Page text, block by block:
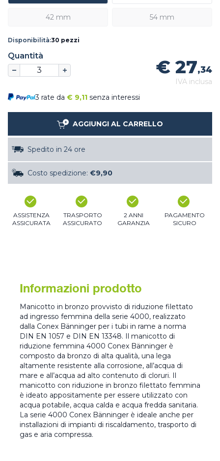
42 mm 54 mm
Disponibilità:30 pezzi
Quantità
€ 27,34
IVA inclusa
3 rate da € 9,11 senza interessi
AGGIUNGI AL CARRELLO
Spedito in 24 ore
Costo spedizione: €9,90
ASSISTENZA
ASSICURATA
TRASPORTO
ASSICURATO
2 ANNI
GARANZIA
PAGAMENTO
SICURO
Informazioni prodotto
Manicotto in bronzo provvisto di riduzione filettato
ad ingresso femmina della serie 4000, realizzato
dalla Conex Bänninger per i tubi in rame a norma
DIN EN 1057 e DIN EN 13348. Il manicotto di
riduzione femmina 4000 Conex Bänninger è
composto da bronzo di alta qualità, una lega
altamente resistente alla corrosione, all’acqua di
mare e all’acqua ad alto contenuto di cloruri. Il
manicotto con riduzione in bronzo filettato femmina
è ideato appositamente per essere utilizzato con
acqua potabile, acqua calda e acqua fredda sanitaria.
La serie 4000 Conex Bänninger è ideale anche per
installazioni di impianti di riscaldamento, trasporto di
gas e aria compressa.